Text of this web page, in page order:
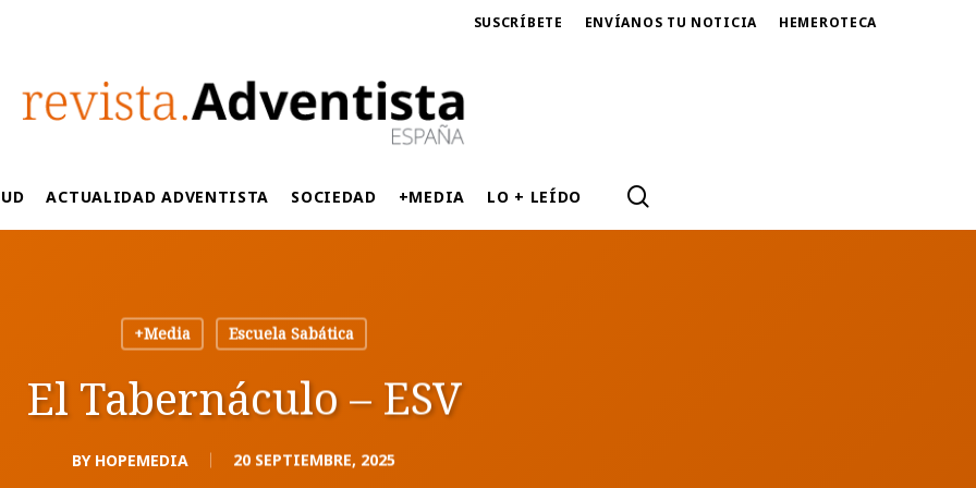
SUSCRÍBETE ENVÍANOS TU NOTICIA HEMEROTECA
ACTUALIDAD ADVENTISTA SOCIEDAD +MEDIA LO + LEÍDO
+Media Escuela Sabática
El Tabernáculo – ESV
BY HOPEMEDIA 20 SEPTIEMBRE, 2025